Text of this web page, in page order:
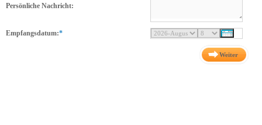
Persönliche Nachricht:
Empfangsdatum:*
Weiter